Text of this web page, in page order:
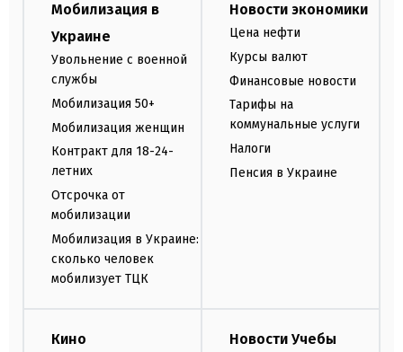
Мобилизация в
Украине
Увольнение с военной
службы
Мобилизация 50+
Мобилизация женщин
Контракт для 18-24-
летних
Отсрочка от
мобилизации
Мобилизация в Украине:
сколько человек
мобилизует ТЦК
Новости экономики
Цена нефти
Курсы валют
Финансовые новости
Тарифы на
коммунальные услуги
Налоги
Пенсия в Украине
Кино Новости Учебы